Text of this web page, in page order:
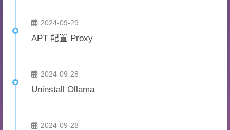
2024-09-29
APT 配置 Proxy
2024-09-28
Uninstall Ollama
2024-09-28